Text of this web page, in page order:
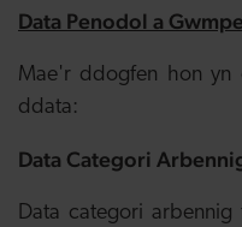
Data Penodol a
Mae'r ddogfen hon yn
ddata:
Data Categori
Data categori